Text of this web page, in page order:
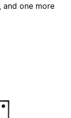
and one more